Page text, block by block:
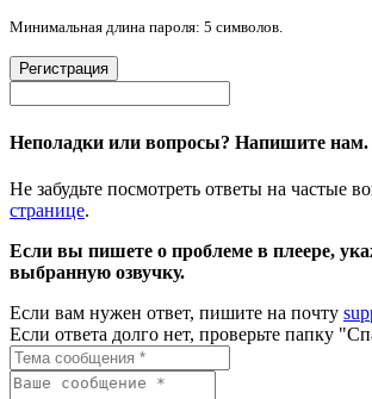
Минимальная длина пароля: 5 символов.
Регистрация
Неполадки или вопросы? Напишите нам.
Не забудьте посмотреть ответы на частые
странице.
Если вы пишете о проблеме в плеере,
выбранную озвучку.
Если вам нужен ответ, пишите на почту
Если ответа долго нет, проверьте папку